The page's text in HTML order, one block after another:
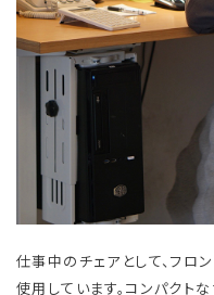
仕事中のチェアとして、フロ
使用しています。コンパクト